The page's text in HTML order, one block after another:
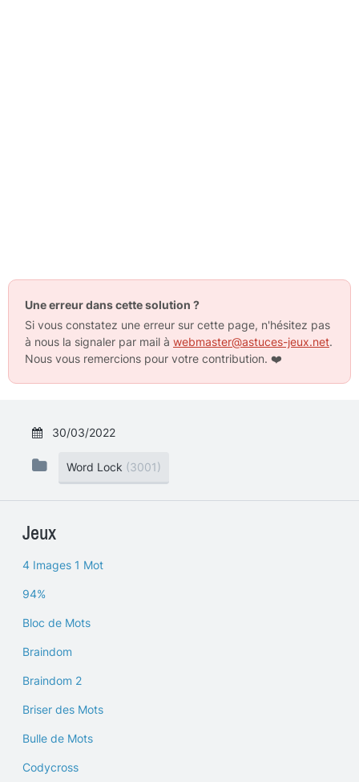
Une erreur dans cette solution ?
Si vous constatez une erreur sur cette page, n'hésitez pas
à nous la signaler par mail à webmaster@astuces-jeux.net.
Nous vous remercions pour votre contribution. ❤️
30/03/2022
Word Lock (3001)
Jeux
4 Images 1 Mot
94%
Bloc de Mots
Braindom
Braindom 2
Briser des Mots
Bulle de Mots
Codycross